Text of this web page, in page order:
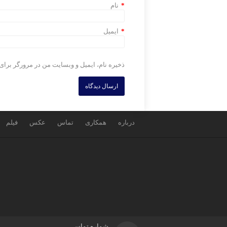
نام *
ایمیل *
ذخیره نام، ایمیل و وبسایت من در مرورگر
درباره همکاری تماس عکس فیلم